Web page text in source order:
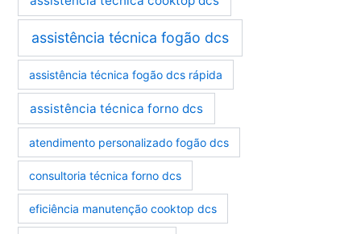
assistência técnica fogão dcs
assistência técnica fogão dcs rápida
assistência técnica forno dcs
atendimento personalizado fogão dcs
consultoria técnica forno dcs
eficiência manutenção cooktop dcs